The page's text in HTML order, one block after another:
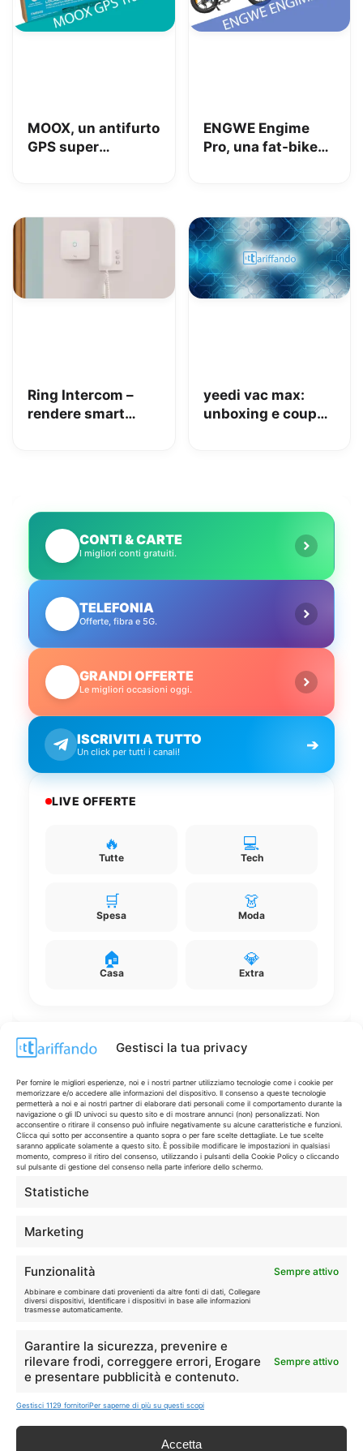
Gestisci la tua privacy
Per fornire le migliori esperienze, noi e i nostri partner utilizziamo tecnologie come i cookie per
memorizzare e/o accedere alle informazioni del dispositivo. Il consenso a queste tecnologie
permetterà a noi e ai nostri partner di elaborare dati personali come il comportamento durante la
navigazione o gli ID univoci su questo sito e di mostrare annunci (non) personalizzati. Non
acconsentire o ritirare il consenso può influire negativamente su alcune caratteristiche e funzioni.
Clicca qui sotto per acconsentire a quanto sopra o per fare scelte dettagliate. Le tue scelte
saranno applicate solamente a questo sito. È possibile modificare le impostazioni in qualsiasi
momento, compreso il ritiro del consenso, utilizzando i pulsanti della Cookie Policy o cliccando
sul pulsante di gestione del consenso nella parte inferiore dello schermo.
Statistiche
Marketing
Funzionalità Sempre attivo
Abbinare e combinare dati provenienti da altre fonti di dati, Collegare
diversi dispositivi, Identificare i dispositivi in base alle informazioni
trasmesse automaticamente.
Garantire la sicurezza, prevenire e
rilevare frodi, correggere errori, Erogare
e presentare pubblicità e contenuto.
Sempre attivo
Gestisci 1129 fornitoriPer saperne di più su questi scopi
Accetta
MOOX, un antifurto
GPS super
solo: la nostra
ENGWE Engime
Pro, una fat-bike
Ring Intercom –
rendere smart
yeedi vac max:
unboxing e coupon
CONTI & CARTE
I migliori conti gratuiti.
TELEFONIA
Offerte, fibra e 5G.
GRANDI OFFERTE
Le migliori occasioni oggi.
ISCRIVITI A TUTTO
Un click per tutti i canali! ➔
LIVE OFFERTE
🔥
Tutte
💻
Tech
🛒
Spesa
👗
Moda
🏠
Casa
💎
Extra
Disclaimer
I marchi citati appartengono ai rispettivi proprietari. Le offerte
segnalate possono subire variazioni: verifica sempre le condizioni
sui siti ufficiali.
guadagno dagli acquisti idonei.
Note Legali|Cookie Policy